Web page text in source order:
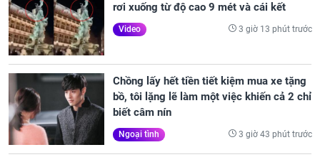
rơi xuống từ độ cao 9 mét và cái kết
Video 3 giờ 13 phút trước
Chồng lấy hết tiền tiết kiệm mua xe tặng
bồ, tôi lặng lẽ làm một việc khiến cả 2 chỉ
biết câm nín
Ngoại tình 3 giờ 43 phút trước